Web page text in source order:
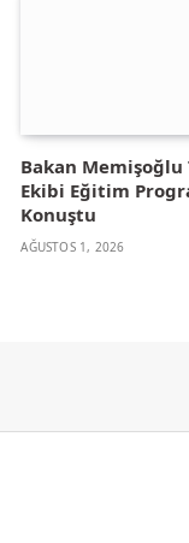
Bakan Memişoğlu
Ekibi Eğitim
Konuştu
AĞUSTOS 1, 2026